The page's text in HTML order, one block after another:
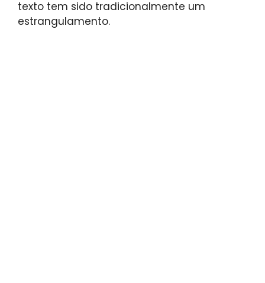
texto tem sido tradicionalmente um
estrangulamento.